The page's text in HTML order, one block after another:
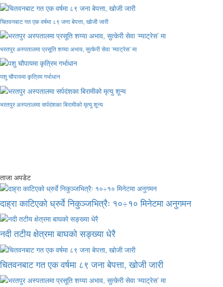
चितवनबाट गत एक वर्षमा ८९ जना बेपत्ता, खोजी जारी
भरतपुर अस्पतालमा प्रसूति शय्या अभाव, सुत्केरी सेवा ‘म्याट्रेस’ मा
पशु चौपायमा कृत्रिम गर्भाधान
भरतपुर अस्पतालमा सर्पदंशका बिरामीको मृत्यु शून्य
ताजा अपडेट
दाह्रा काटिएको ध्रुर्वे निकुञ्जभित्रैः १०÷१० मिनेटमा अनुगमन
नदी तटीय क्षेत्रमा बाघको सङ्ख्या धेरै
चितवनबाट गत एक वर्षमा ८९ जना बेपत्ता, खोजी जारी